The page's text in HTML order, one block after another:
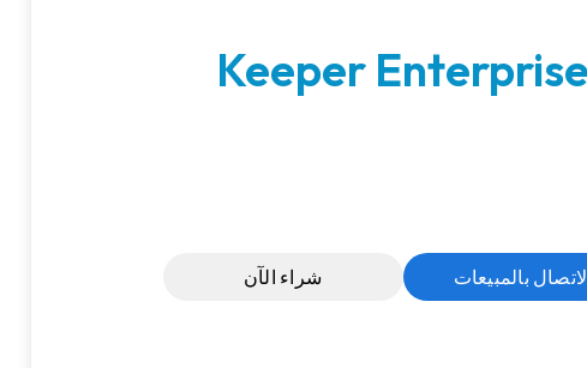
Keeper Enterprise
بالمبيعات شراء الآن